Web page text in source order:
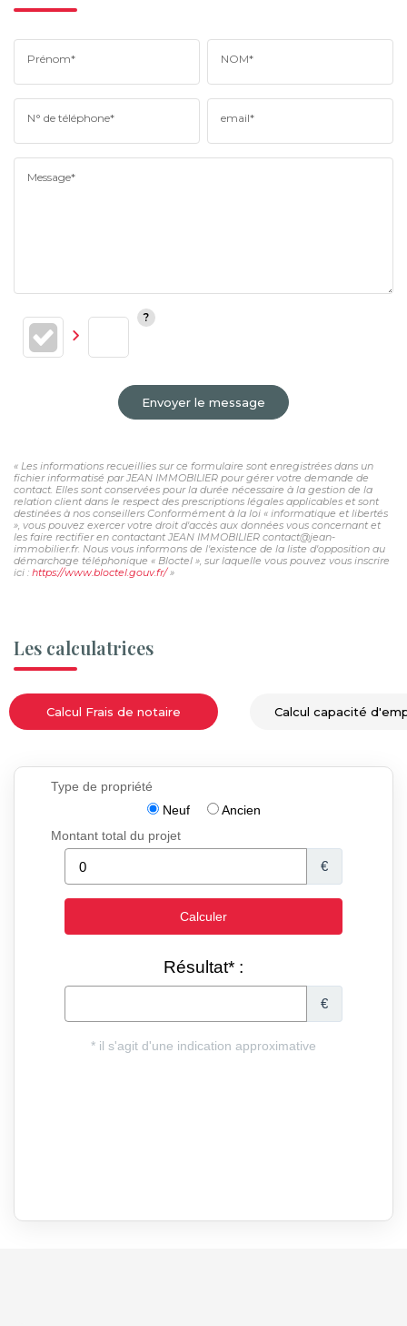
Prénom* NOM*
N° de téléphone* email*
Message*
Envoyer le message
« Les informations recueillies sur ce formulaire sont enregistrées dans un
fichier informatisé par JEAN IMMOBILIER pour gérer votre demande de
contact. Elles sont conservées pour la durée nécessaire à la gestion de la
relation client dans le respect des prescriptions légales applicables et sont
destinées à nos conseillers Conformément à la loi « informatique et libertés
», vous pouvez exercer votre droit d'accès aux données vous concernant et
les faire rectifier en contactant JEAN IMMOBILIER contact@jean-
immobilier.fr. Nous vous informons de l'existence de la liste d'opposition au
démarchage téléphonique « Bloctel », sur laquelle vous pouvez vous inscrire
ici : https://www.bloctel.gouv.fr/»
Les calculatrices
Calcul Frais de notaire Calcul capacité